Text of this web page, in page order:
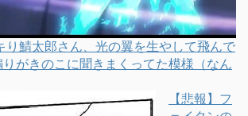
り鯖太郎さん、光の翼を生やして飛んで
がきのこに聞きまくってた模様（なん
【悲報】フ